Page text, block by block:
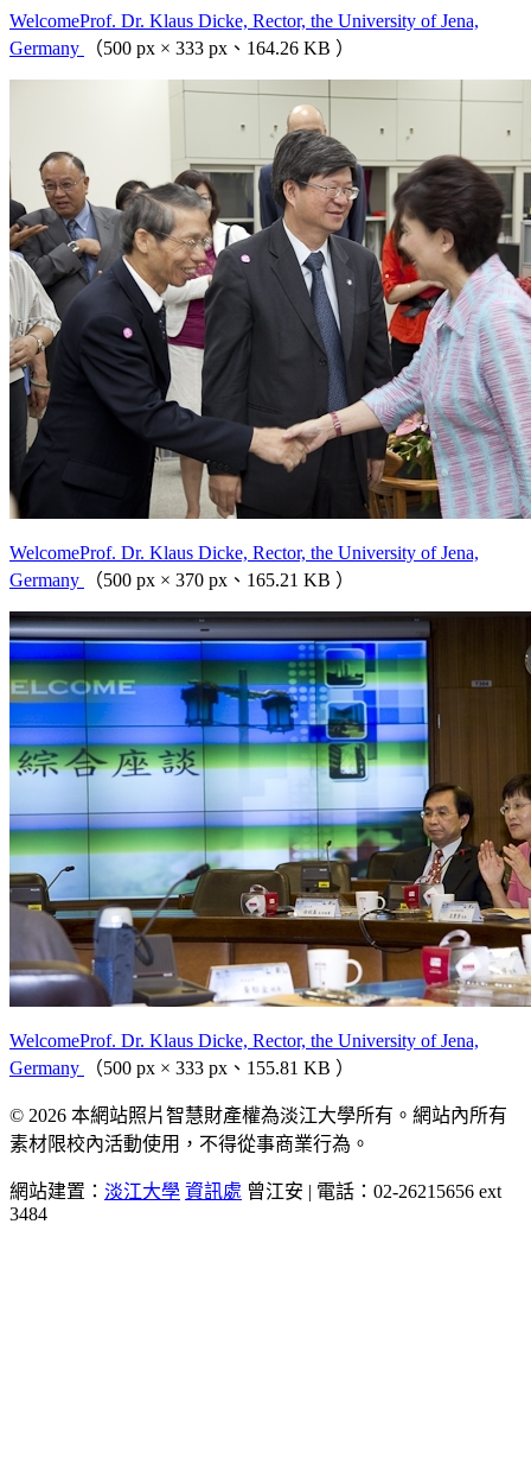
WelcomeProf. Dr. Klaus Dicke, Rector, the University of Jena,
Germany
（500 px × 333 px、164.26 KB ）
WelcomeProf. Dr. Klaus Dicke, Rector, the University of Jena,
Germany
（500 px × 370 px、165.21 KB ）
WelcomeProf. Dr. Klaus Dicke, Rector, the University of Jena,
Germany
（500 px × 333 px、155.81 KB ）
© 2026 本網站照片智慧財產權為淡江大學所有。網站內所有
素材限校內活動使用，不得從事商業行為。
網站建置： 淡江大學 資訊處 曾江安 | 電話：02-26215656 ext
3484